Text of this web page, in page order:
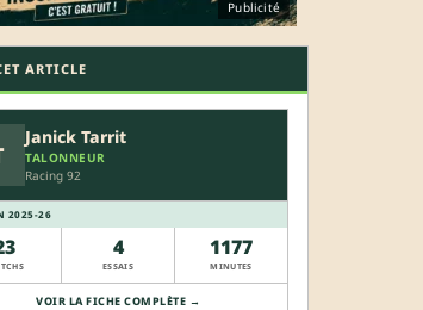
Publicité
ARTICLE
Janick Tarrit
TALONNEUR
Racing 92
2025-26
4
ESSAIS
1177
MINUTES
VOIR LA FICHE COMPLÈTE →